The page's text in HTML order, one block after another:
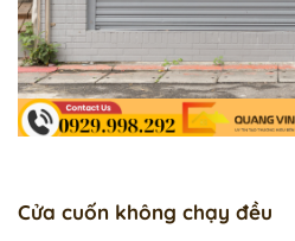
Cửa cuốn không chạy đều